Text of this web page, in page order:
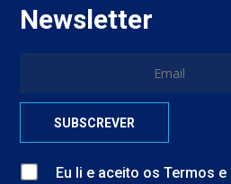
Newsletter
Eu li e aceito osTermos e